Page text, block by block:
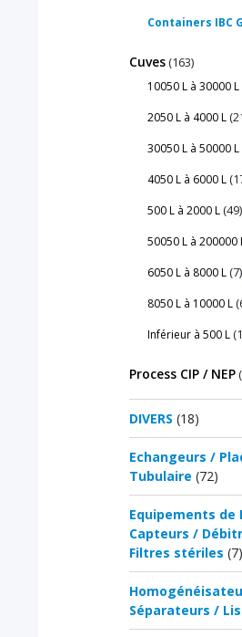
Containers IBC
Cuves(163)
10050 L à 30000 L
2050 L à 4000 L
30050 L à 50000 L
4050 L à 6000 L
500 L à 2000 L(49)
50050 L à 200000
6050 L à 8000 L(7)
8050 L à 10000 L
Inférieur à 500 L
Process CIP / NEP
DIVERS (18)
Echangeurs /
Tubulaire (72)
Equipements
Capteurs /
Filtres stériles (7)
Séparateurs /